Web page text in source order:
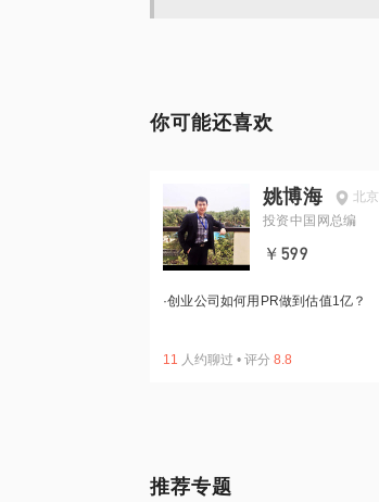
你可能还喜欢
姚博海
北京
投资中国网总编
￥599
·创业公司如何用PR做到估值1亿？
11 人约聊过 • 评分 8.8
推荐专题